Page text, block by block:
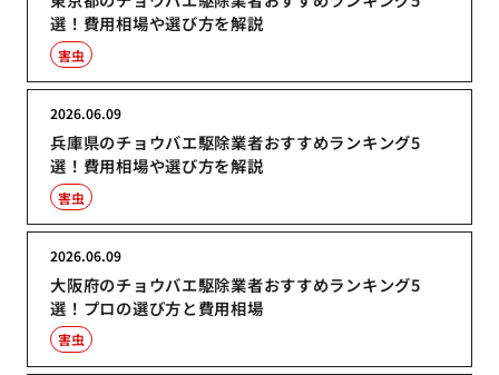
選！費用相場や選び方を解説
害虫
兵庫県のチョウバエ駆除業者おすすめランキング5
選！費用相場や選び方を解説
2026.06.09
害虫
大阪府のチョウバエ駆除業者おすすめランキング5
選！プロの選び方と費用相場
2026.06.09
害虫